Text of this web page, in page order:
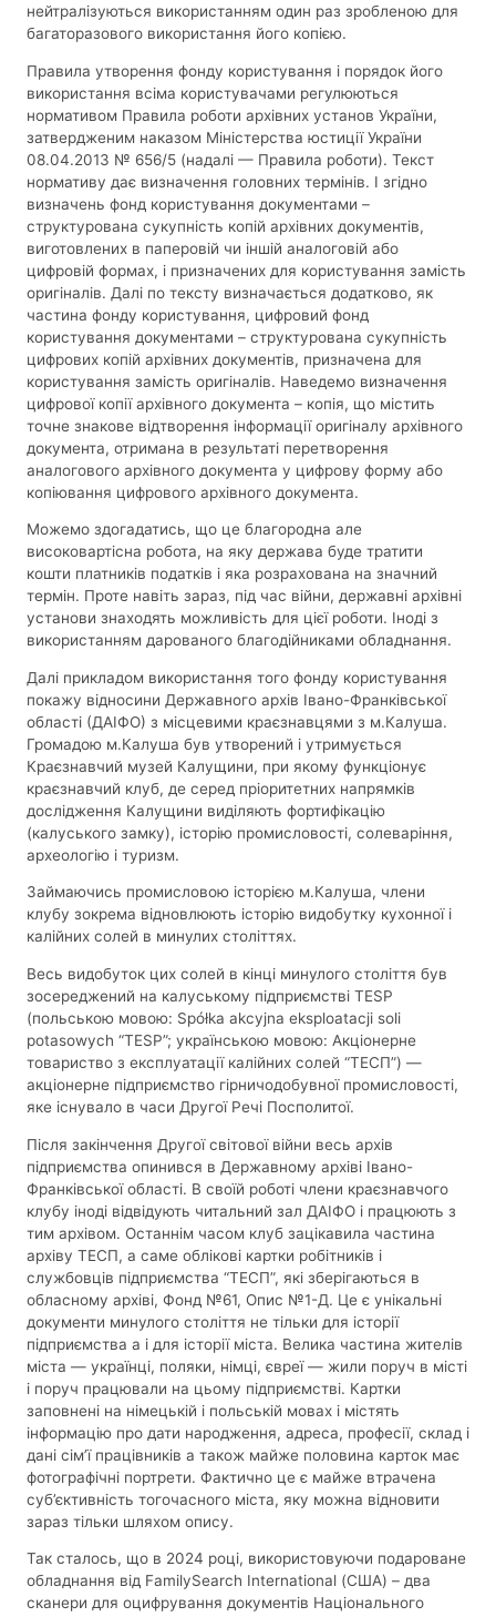
нейтралізуються використанням один раз зробленою для
багаторазового використання його копією.
Правила утворення фонду користування і порядок його
використання всіма користувачами регулюються
нормативом Правила роботи архівних установ України,
затвердженим наказом Міністерства юстиції України
08.04.2013 № 656/5 (надалі — Правила роботи). Текст
нормативу дає визначення головних термінів. І згідно
визначень фонд користування документами –
структурована сукупність копій архівних документів,
виготовлених в паперовій чи іншій аналоговій або
цифровій формах, і призначених для користування замість
оригіналів. Далі по тексту визначається додатково, як
частина фонду користування, цифровий фонд
користування документами – структурована сукупність
цифрових копій архівних документів, призначена для
користування замість оригіналів. Наведемо визначення
цифрової копії архівного документа – копія, що містить
точне знакове відтворення інформації оригіналу архівного
документа, отримана в результаті перетворення
аналогового архівного документа у цифрову форму або
копіювання цифрового архівного документа.
Можемо здогадатись, що це благородна але
високовартісна робота, на яку держава буде тратити
кошти платників податків і яка розрахована на значний
термін. Проте навіть зараз, під час війни, державні архівні
установи знаходять можливість для цієї роботи. Іноді з
використанням дарованого благодійниками обладнання.
Далі прикладом використання того фонду користування
покажу відносини Державного архів Івано-Франківської
області (ДАІФО) з місцевими краєзнавцями з м.Калуша.
Громадою м.Калуша був утворений і утримується
Краєзнавчий музей Калущини, при якому функціонує
краєзнавчий клуб, де серед пріоритетних напрямків
дослідження Калущини виділяють фортифікацію
(калуського замку), історію промисловості, солеваріння,
археологію і туризм.
Займаючись промисловою історією м.Калуша, члени
клубу зокрема відновлюють історію видобутку кухонної і
калійних солей в минулих століттях.
Весь видобуток цих солей в кінці минулого століття був
зосереджений на калуському підприємстві TESP
(польською мовою: Spółka akcyjna eksploatacji soli
potasowych “TESP”; українською мовою: Акціонерне
товариство з експлуатації калійних солей “ТЕСП”) —
акціонерне підприємство гірничодобувної промисловості,
яке існувало в часи Другої Речі Посполитої.
Після закінчення Другої світової війни весь архів
підприємства опинився в Державному архіві Івано-
Франківської області. В своїй роботі члени краєзнавчого
клубу іноді відвідують читальний зал ДАІФО і працюють з
тим архівом. Останнім часом клуб зацікавила частина
архіву ТЕСП, а саме облікові картки робітників і
службовців підприємства “ТЕСП”, які зберігаються в
обласному архіві, Фонд №61, Опис №1-Д. Це є унікальні
документи минулого століття не тільки для історії
підприємства а і для історії міста. Велика частина жителів
міста — українці, поляки, німці, євреї — жили поруч в місті
і поруч працювали на цьому підприємстві. Картки
заповнені на німецькій і польській мовах і містять
інформацію про дати народження, адреса, професії, склад і
дані сім’ї працівників а також майже половина карток має
фотографічні портрети. Фактично це є майже втрачена
суб’єктивність тогочасного міста, яку можна відновити
зараз тільки шляхом опису.
Так сталось, що в 2024 році, використовуючи подароване
обладнання від FamilySearch International (США) – два
сканери для оцифрування документів Національного